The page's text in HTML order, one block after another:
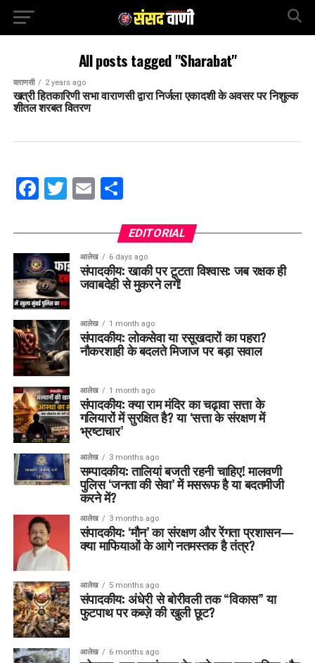
All posts tagged "Sharabat"
वाराणसी 2 years ago
खत्री हितकारिणी सभा वाराणसी द्वारा निर्जला एकादशी के अवसर पर निशुल्क
शीतल शरबत वितरण
Facebook
Twitter
EmailShare
EDITORIAL
आलेख 6 days ago
संपादकीय: खाकी पर टूटता विश्वास: जब रक्षक ही
जवाबदेही से मुकरने लगें!
आलेख 1 month ago
संपादकीय: लोकसेवा या रसूखदारों का पहरा?
नौकरशाही के बदलते मिजाज पर बड़ा सवाल
आलेख 1 month ago
संपादकीय: क्या राम मंदिर का चढ़ावा सत्ता के
गलियारों में सुरक्षित है? या ‘सत्ता के संरक्षण में
भ्रष्टाचार’
आलेख 3 months ago
सम्पादकीय: तालियां बजती रहनी चाहिए! मालवणी
पुलिस ‘जनता की सेवा’ में मसरूफ है या बदतमीजी
करने में?
आलेख 3 months ago
संपादकीय: ‘मौन’ का संरक्षण और रेंगता प्रशासन—
क्या माफियाओं के आगे नतमस्तक है तंत्र?
आलेख 5 months ago
संपादकीय: अंधेरी से बोरीवली तक “विकास” या
फुटपाथ पर कब्ज़े की खुली छूट?
आलेख 6 months ago